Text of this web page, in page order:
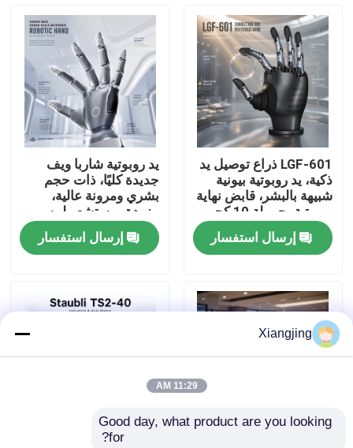
المنتجات
فيديوهات
معلومات عنا
جولة في المعمل
رقابة جودة
اتصل بنا
مدونة
LGF-601 ذراع توصيل يد
ذكية، يد روبوتية بيونية
شبيهة بالبشر، قابض نهاية
روبوتية بحمولة 10 كجم
وناقل CAN
إرسال استفسار
يد روبوتية شاربا ويف
جديدة كليًا، ذات حجم
بشري ومرونة عالية،
مزودة بمستشعر لمسي
عالي الدقة للتكامل مع
الروبوتاتإرسال استفسار
Xiangjing
11:29 AM
Good day, what product are you looking
for?